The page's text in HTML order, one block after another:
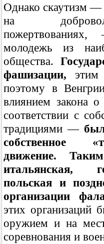
Однако скаутизм —
на
молодежь из
общества.
фашизации, этим
поэтому в
влиянием закона
соответствии с
традициями —
собственное
движение.
итальянская,
польская и
организации
этих организаций
оружием и на
соревнования и